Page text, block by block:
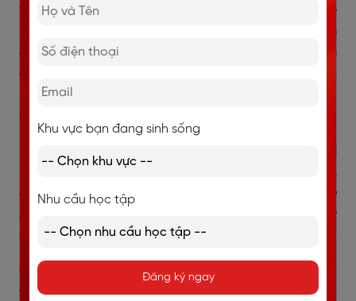
tâm Anh ngữ British Council là một địa chỉ không thể
bỏ qua.
MyClass là một chương trình học tiếng Anh
cá nhân của British Council, được thiết kế bởi đội ngũ
chuyên gia về giáo dục.
đến sự linh hoạt cho hành trình học tập của học viên,
giúp học viên tự tin khám phá thế giới của tiếng Anh.
đội ngũ giáo viên chuyên nghiệp,
có kinh nghiệm lâu năm và phương pháp giảng dạy
đã được chứng nhận
và tất cả hướng dẫn cần thiết từ
các chuyên gia.
Các buổi học với giáo viên tại trung tâm
tập trung
vào việc xây dựng sự tự tin, với sự tương tác giữa
Khu vực bạn đang sinh sống
Nhu cầu học tập
Đăng ký ngay